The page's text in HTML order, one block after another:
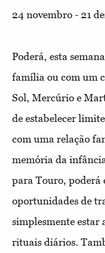
24 novembro - 21
Poderá, esta
família ou com um
Sol, Mercúrio e
de estabelecer
com uma relação
memória da
para Touro, poderá
oportunidades de
simplesmente estar
rituais diários.